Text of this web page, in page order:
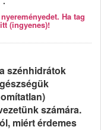
Ha tag
(ingyenes)!
szénhidrátok
számára.
miért érdemes